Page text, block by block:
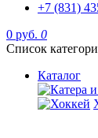
+7 (831)
0 руб. 0
Список
Каталог